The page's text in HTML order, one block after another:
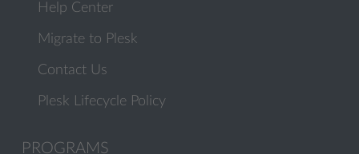
Help Center
Migrate to Plesk
Contact Us
Plesk Lifecycle Policy
PROGRAMS